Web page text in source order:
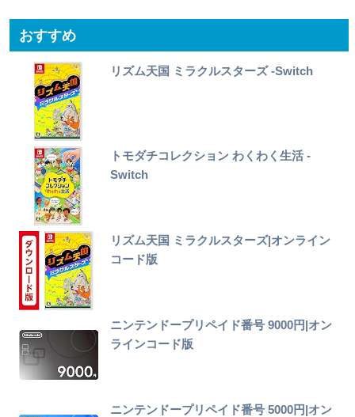
おすすめ
リズム天国 ミラクルスターズ -Switch
トモダチコレクション わくわく生活 -
Switch
リズム天国 ミラクルスターズ|オンライン
コード版
ニンテンドープリペイド番号 9000円|オン
ラインコード版
ニンテンドープリペイド番号 5000円|オン